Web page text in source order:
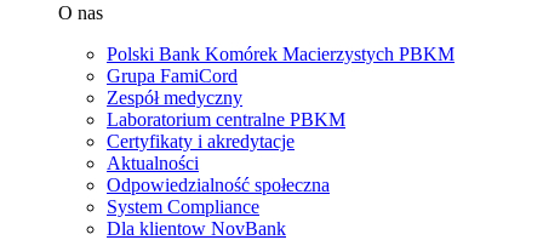
O nas
Polski Bank Komórek Macierzystych PBKM
Grupa FamiCord
Zespół medyczny
Laboratorium centralne PBKM
Certyfikaty i akredytacje
Aktualności
Odpowiedzialność społeczna
System Compliance
Dla klientow NovBank